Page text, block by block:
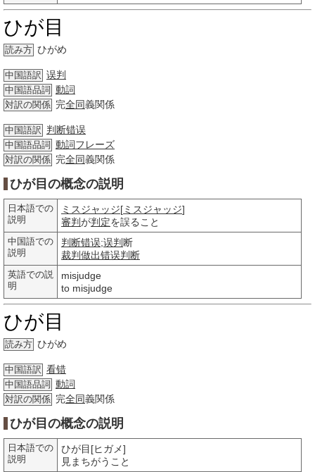
ひが目
読み方 ひがめ
中国語訳 误判
中国語品詞 動詞
対訳の関係 完全同義関係
中国語訳 判断错误
中国語品詞 動詞フレーズ
対訳の関係 完全同義関係
ひが目の概念の説明
日本語での
説明
ミスジャッジ[ミスジャッジ]
審判が判定を誤ること
中国語での
説明
判断错误;误判 断
裁判做出错误判断
英語での説
明
misjudge
to misjudge
ひが目
読み方 ひがめ
中国語訳 看错
中国語品詞 動詞
対訳の関係 完全同義関係
ひが目の概念の説明
日本語での
説明
ひが目[ヒガメ]
見まちがうこと